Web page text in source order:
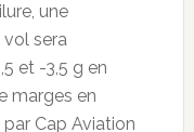
une
sera
et -3,5 g en
marges en
Cap Aviation